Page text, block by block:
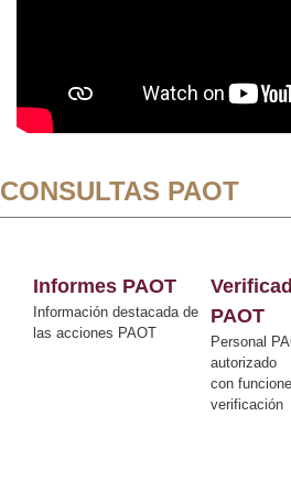
CONSULTAS PAOT
Informes PAOT
Información destacada de
las acciones PAOT
PAOT
Personal
autorizado
con
verificación